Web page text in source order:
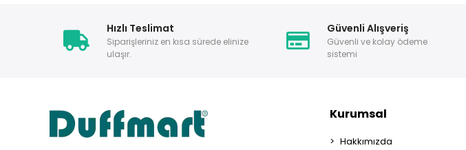
Hızlı Teslimat
Siparişleriniz en kısa sürede elinize
ulaşır.
Güvenli Alışveriş
Güvenli ve kolay ödeme
sistemi
Kurumsal
Hakkımızda